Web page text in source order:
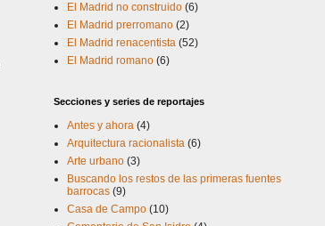
El Madrid no construido (6)
El Madrid prerromano (2)
El Madrid renacentista (52)
El Madrid romano (6)
Secciones y series de reportajes
Antes y ahora (4)
Arquitectura racionalista (6)
Arte urbano (3)
Buscando los restos de las primeras fuentes
barrocas (9)
Casa de Campo (10)